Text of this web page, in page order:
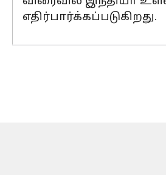
எதிர்பார்க்கப்படுகிறது.